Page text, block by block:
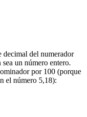
decimal del numerador
un número entero.
por 100 (porque
el número 5,18):